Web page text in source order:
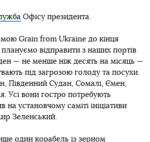
Офісу президента.
Grain from Ukraine до кінця
відправити з наших портів
— не менше ніж десять на місяць —
під загрозою голоду та посухи.
Південний Судан, Сомалі, Ємен,
Усі вони гостро потребують
установчому саміті ініціативи
Зеленський.
один корабель із зерном